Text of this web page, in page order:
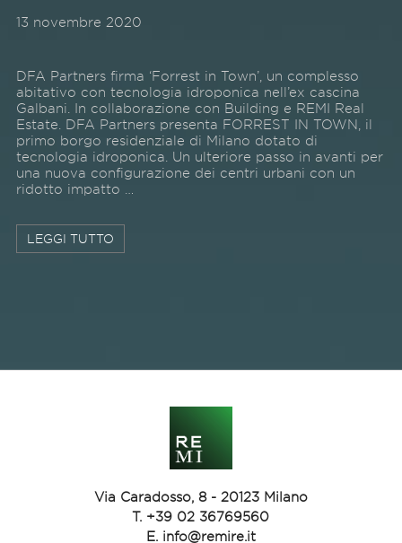
13 novembre 2020
DFA Partners firma ‘Forrest in Town’, un complesso
abitativo con tecnologia idroponica nell’ex cascina
Galbani. In collaborazione con Building e REMI Real
Estate. DFA Partners presenta FORREST IN TOWN, il
primo borgo residenziale di Milano dotato di
tecnologia idroponica. Un ulteriore passo in avanti per
una nuova configurazione dei centri urbani con un
ridotto impatto …
LEGGI TUTTO
Via Caradosso, 8 - 20123 Milano
T. +39 02 36769560
E. info@remire.it